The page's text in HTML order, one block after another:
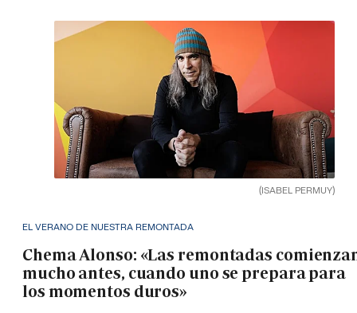
(ISABEL PERMUY)
EL VERANO DE NUESTRA REMONTADA
Chema Alonso: «Las remontadas
mucho antes, cuando uno se prepara para
los momentos duros»